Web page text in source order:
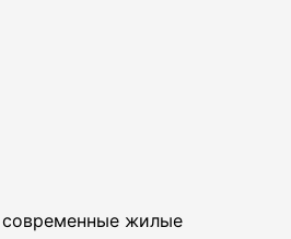
современные жилые